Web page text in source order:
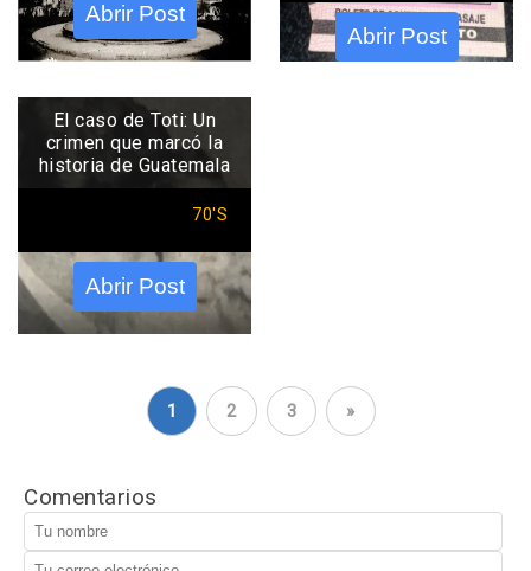
Abrir Post
Abrir Post
El caso de Toti: Un
crimen que marcó la
historia de Guatemala
70'S
Abrir Post
1 2 3 »
Comentarios